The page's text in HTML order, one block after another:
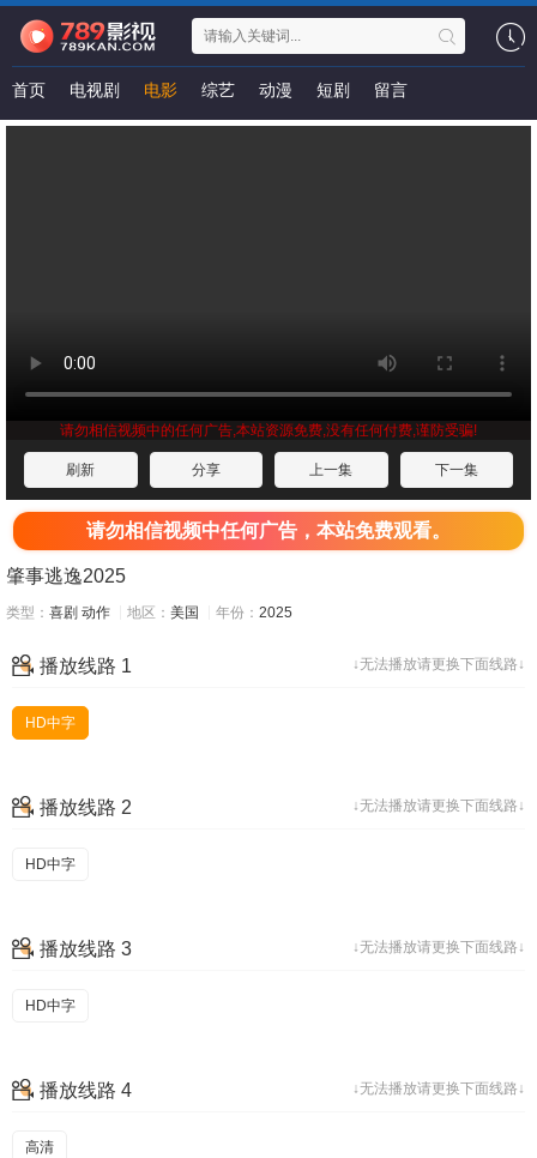
首页 电视剧 电影 综艺 动漫 短剧 留言
请勿相信视频中的任何广告,本站资源免费,没有任何付费,谨防受骗!
刷新 分享 上一集 下一集
请勿相信视频中任何广告，本站免费观看。
肇事逃逸2025
类型： 喜剧 动作 地区： 美国 年份： 2025
↓无法播放请更换下面线路↓
播放线路 1
HD中字
↓无法播放请更换下面线路↓
播放线路 2
HD中字
↓无法播放请更换下面线路↓
播放线路 3
HD中字
↓无法播放请更换下面线路↓
播放线路 4
高清